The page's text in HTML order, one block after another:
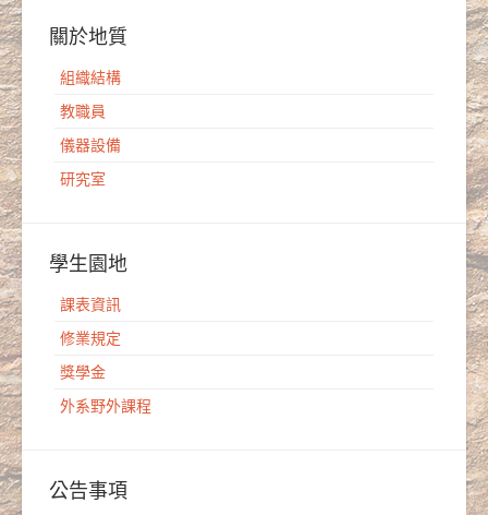
關於地質
組織結構
教職員
儀器設備
研究室
學生園地
課表資訊
修業規定
獎學金
外系野外課程
公告事項